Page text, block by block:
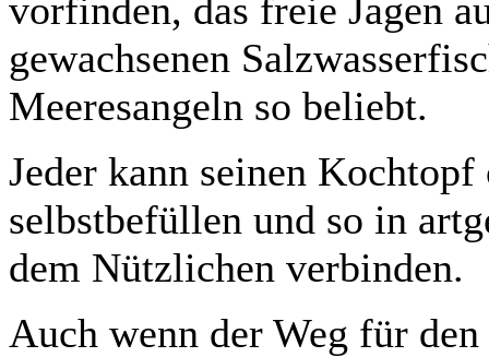
vorfinden, das freie Jagen
gewachsenen
Meeresangeln so beliebt.
Jeder kann seinen
selbstbefüllen und so in
dem Nützlichen verbinden.
Auch wenn der Weg für